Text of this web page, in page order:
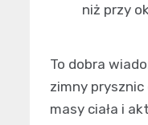
niż przy
To dobra
zimny
masy ciała i